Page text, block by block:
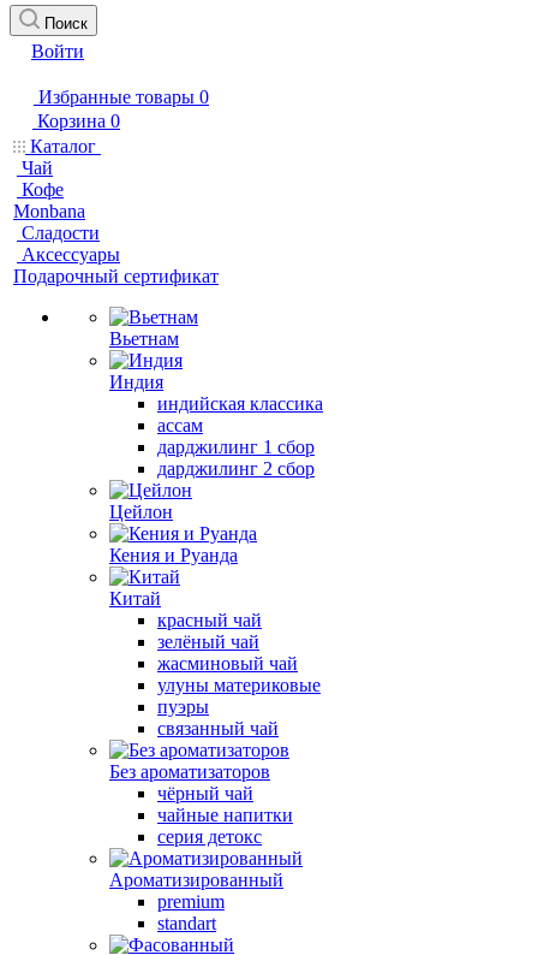
Поиск
Войти
Избранные товары 0
Корзина 0
Каталог
Чай
Кофе
Monbana
Сладости
Аксессуары
Подарочный сертификат
Вьетнам
Индия
индийская классика
ассам
дарджилинг 1 сбор
дарджилинг 2 сбор
Цейлон
Кения и Руанда
Китай
красный чай
зелёный чай
жасминовый чай
улуны материковые
пуэры
связанный чай
Без ароматизаторов
чёрный чай
чайные напитки
серия детокс
Ароматизированный
premium
standart